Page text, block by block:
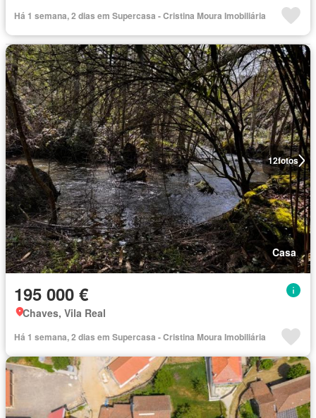
Há 1 semana, 2 dias em Supercasa - Cristina Moura Imobiliária
12fotos
Casa
195 000 €
Chaves, Vila Real
Há 1 semana, 2 dias em Supercasa - Cristina Moura Imobiliária